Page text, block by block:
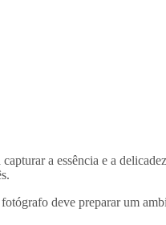
a essência e a
deve preparar um